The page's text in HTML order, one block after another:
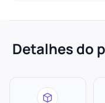
Detalhes do